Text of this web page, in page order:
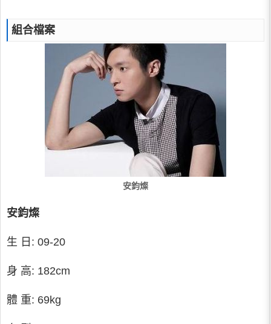
組合檔案
安鈞燦
安鈞燦
生 日: 09-20
身 高: 182cm
體 重: 69kg